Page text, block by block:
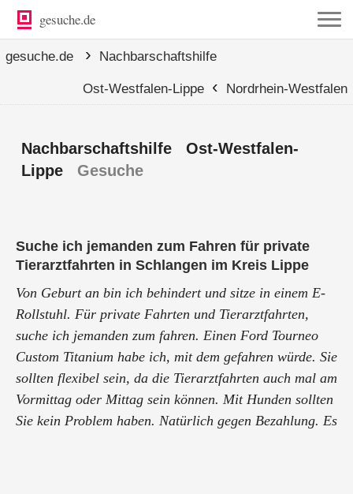
gesuche.de
gesuche.de › Nachbarschaftshilfe
Ost-Westfalen-Lippe ‹ Nordrhein-Westfalen
Nachbarschaftshilfe Ost-Westfalen-
Lippe Gesuche
Suche ich jemanden zum Fahren für private
Tierarztfahrten in Schlangen im Kreis Lippe
Von Geburt an bin ich behindert und sitze in einem E-
Rollstuhl. Für private Fahrten und Tierarztfahrten,
suche ich jemanden zum fahren. Einen Ford Tourneo
Custom Titanium habe ich, mit dem gefahren würde. Sie
sollten flexibel sein, da die Tierarztfahrten auch mal am
Vormittag oder Mittag sein können. Mit Hunden sollten
Sie kein Problem haben. Natürlich gegen Bezahlung. Es